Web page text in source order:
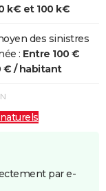
k€ et 100 k€
des sinistres
: Entre 100 €
€ / habitant
par e-